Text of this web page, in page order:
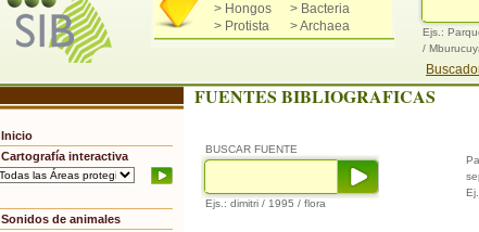
> Hongos
> Bacteria
> Protista
> Archaea
Ejs.:
/
Inicio
Cartografía interactiva
Sonidos de animales
FUENTES BIBLIOGRAFICAS
BUSCAR FUENTE
Ejs.: dimitri / 1995 / flora